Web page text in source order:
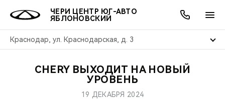
ЧЕРИ ЦЕНТР ЮГ-АВТО
ЯБЛОНОВСКИЙ
Краснодар, ул. Краснодарская, д. 3
МОДЕЛИ
ПОКУПАТЕЛЯМ
ВЛАДЕЛЬЦАМ
МИР CHERY
АКЦИИ
ОНЛАЙН СЕРВИСЫ
О КОМПАНИИ
CHERY ВЫХОДИТ НА НОВЫЙ
УРОВЕНЬ
19 ДЕКАБРЯ 2024